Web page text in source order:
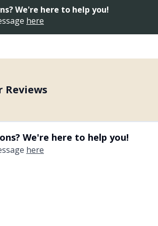
We're here to help you!
here
Reviews
We're here to help you!
here